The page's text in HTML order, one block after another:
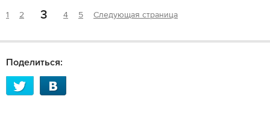
1 2 3 4 5 Следующая страница
Поделиться: